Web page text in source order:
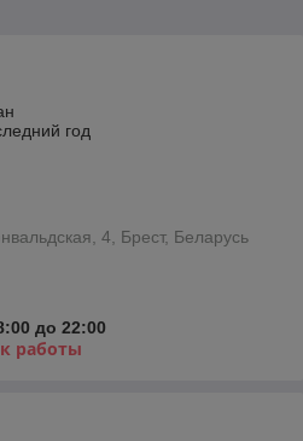
год
4, Брест, Беларусь
до 22:00
работы